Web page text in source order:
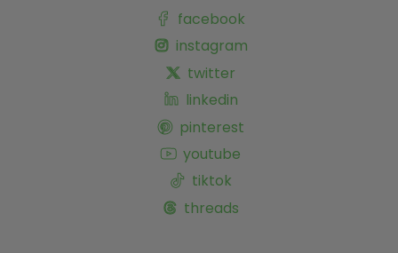
facebook
instagram
twitter
linkedin
pinterest
youtube
tiktok
threads